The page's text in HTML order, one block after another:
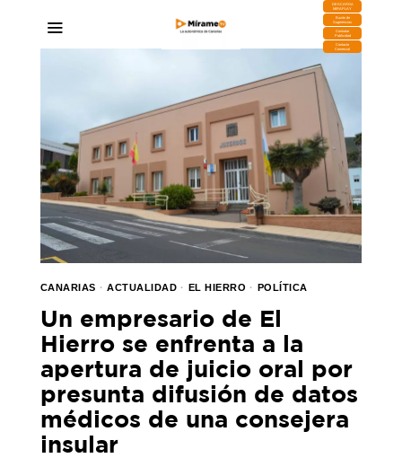
DESCARGA
MIRAPLAY
Buzón de
Sugerencias
Contratar
Publicidad
Contacto
Comercial
CANARIAS · ACTUALIDAD · EL HIERRO · POLÍTICA
Un empresario de El
Hierro se enfrenta a la
apertura de juicio oral por
presunta difusión de datos
médicos de una consejera
insular